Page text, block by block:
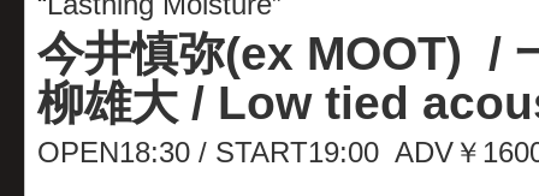
今井慎弥(ex MOOT) /
柳雄大 / Low tied
OPEN18:30 / START19:00 ADV￥